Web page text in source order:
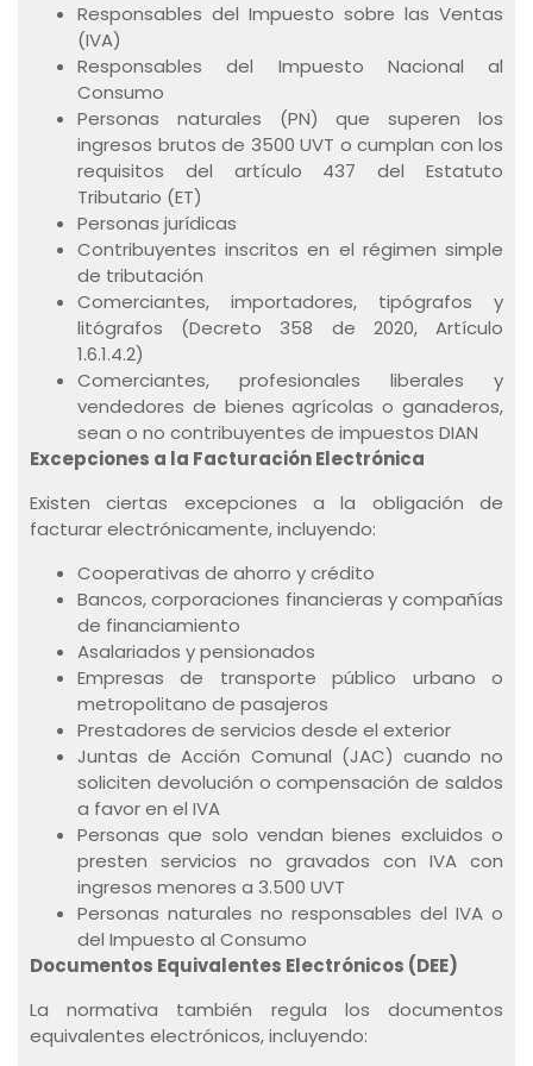
Responsables del Impuesto sobre las Ventas
(IVA)
Responsables del Impuesto Nacional al
Consumo
Personas naturales (PN) que superen los
ingresos brutos de 3500 UVT o cumplan con los
requisitos del artículo 437 del Estatuto
Tributario (ET)
Personas jurídicas
Contribuyentes inscritos en el régimen simple
de tributación
Comerciantes, importadores, tipógrafos y
litógrafos (Decreto 358 de 2020, Artículo
1.6.1.4.2)
Comerciantes, profesionales liberales y
vendedores de bienes agrícolas o ganaderos,
sean o no contribuyentes de impuestos DIAN
Excepciones a la Facturación Electrónica
Existen ciertas excepciones a la obligación de
facturar electrónicamente, incluyendo:
Cooperativas de ahorro y crédito
Bancos, corporaciones financieras y compañías
de financiamiento
Asalariados y pensionados
Empresas de transporte público urbano o
metropolitano de pasajeros
Prestadores de servicios desde el exterior
Juntas de Acción Comunal (JAC) cuando no
soliciten devolución o compensación de saldos
a favor en el IVA
Personas que solo vendan bienes excluidos o
presten servicios no gravados con IVA con
ingresos menores a 3.500 UVT
Personas naturales no responsables del IVA o
del Impuesto al Consumo
Documentos Equivalentes Electrónicos (DEE)
La normativa también regula los documentos
equivalentes electrónicos, incluyendo: